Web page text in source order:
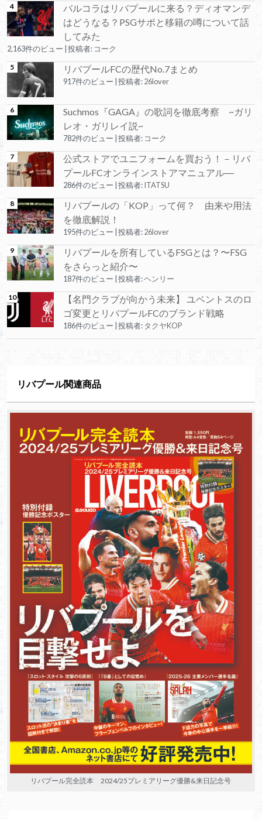
バルコラはリバプールに来る？ディオマンデ
はどうなる？PSGサポと移籍の噂について話
してみた
2,163件のビュー 投稿者: コーク
リバプールFCの歴代No.7まとめ
917件のビュー 投稿者:26lover
Suchmos『GAGA』の歌詞を徹底考察 ~ガリ
レオ・ガリレイ説~
782件のビュー 投稿者: コーク
公式ストアでユニフォームを買おう！－リバ
プールFCオンラインストアマニュアル―
286件のビュー 投稿者:ITATSU
リバプールの「KOP」って何？ 由来や用法
を徹底解説！
195件のビュー 投稿者:26lover
リバプールを所有しているFSGとは？〜FSG
をさらっと紹介〜
187件のビュー 投稿者:ヘンリー
【名門クラブが向かう未来】 ユベントスのロ
ゴ変更とリバプールFCのブランド戦略
186件のビュー 投稿者: タクヤKOP
リバプール関連商品
リバプール完全読本 2024/25プレミアリーグ優勝&来日記念号